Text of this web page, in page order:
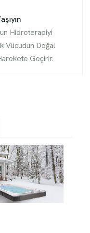
Hidroterapiyi
Vücudun Doğal
Geçirir.